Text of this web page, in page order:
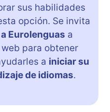
sus habilidades
opción. Se invita
Eurolenguas a
para obtener
a iniciar su
de idiomas.